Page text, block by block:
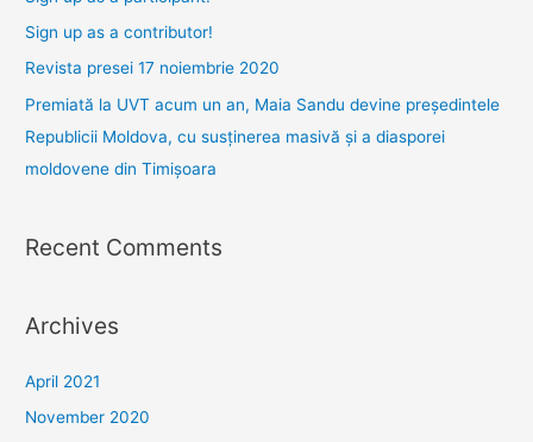
–
inovare
(CDI)
românesc,
performant
o
Sign up as a contributor!
Revista presei 17 noiembrie 2020
Premiată la UVT acum un an, Maia Sandu devine președintele
Republicii Moldova, cu susținerea masivă și a diasporei
moldovene din Timișoara
Recent Comments
Archives
April 2021
November 2020